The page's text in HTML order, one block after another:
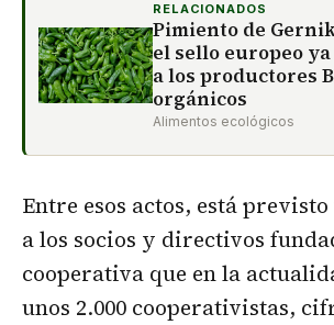
RELACIONADOS
Pimiento de
el sello europeo
a los productores
orgánicos
Alimentos ecológicos
Entre esos actos, está
a los socios y directivos
cooperativa que en la
unos 2.000 cooperativistas,